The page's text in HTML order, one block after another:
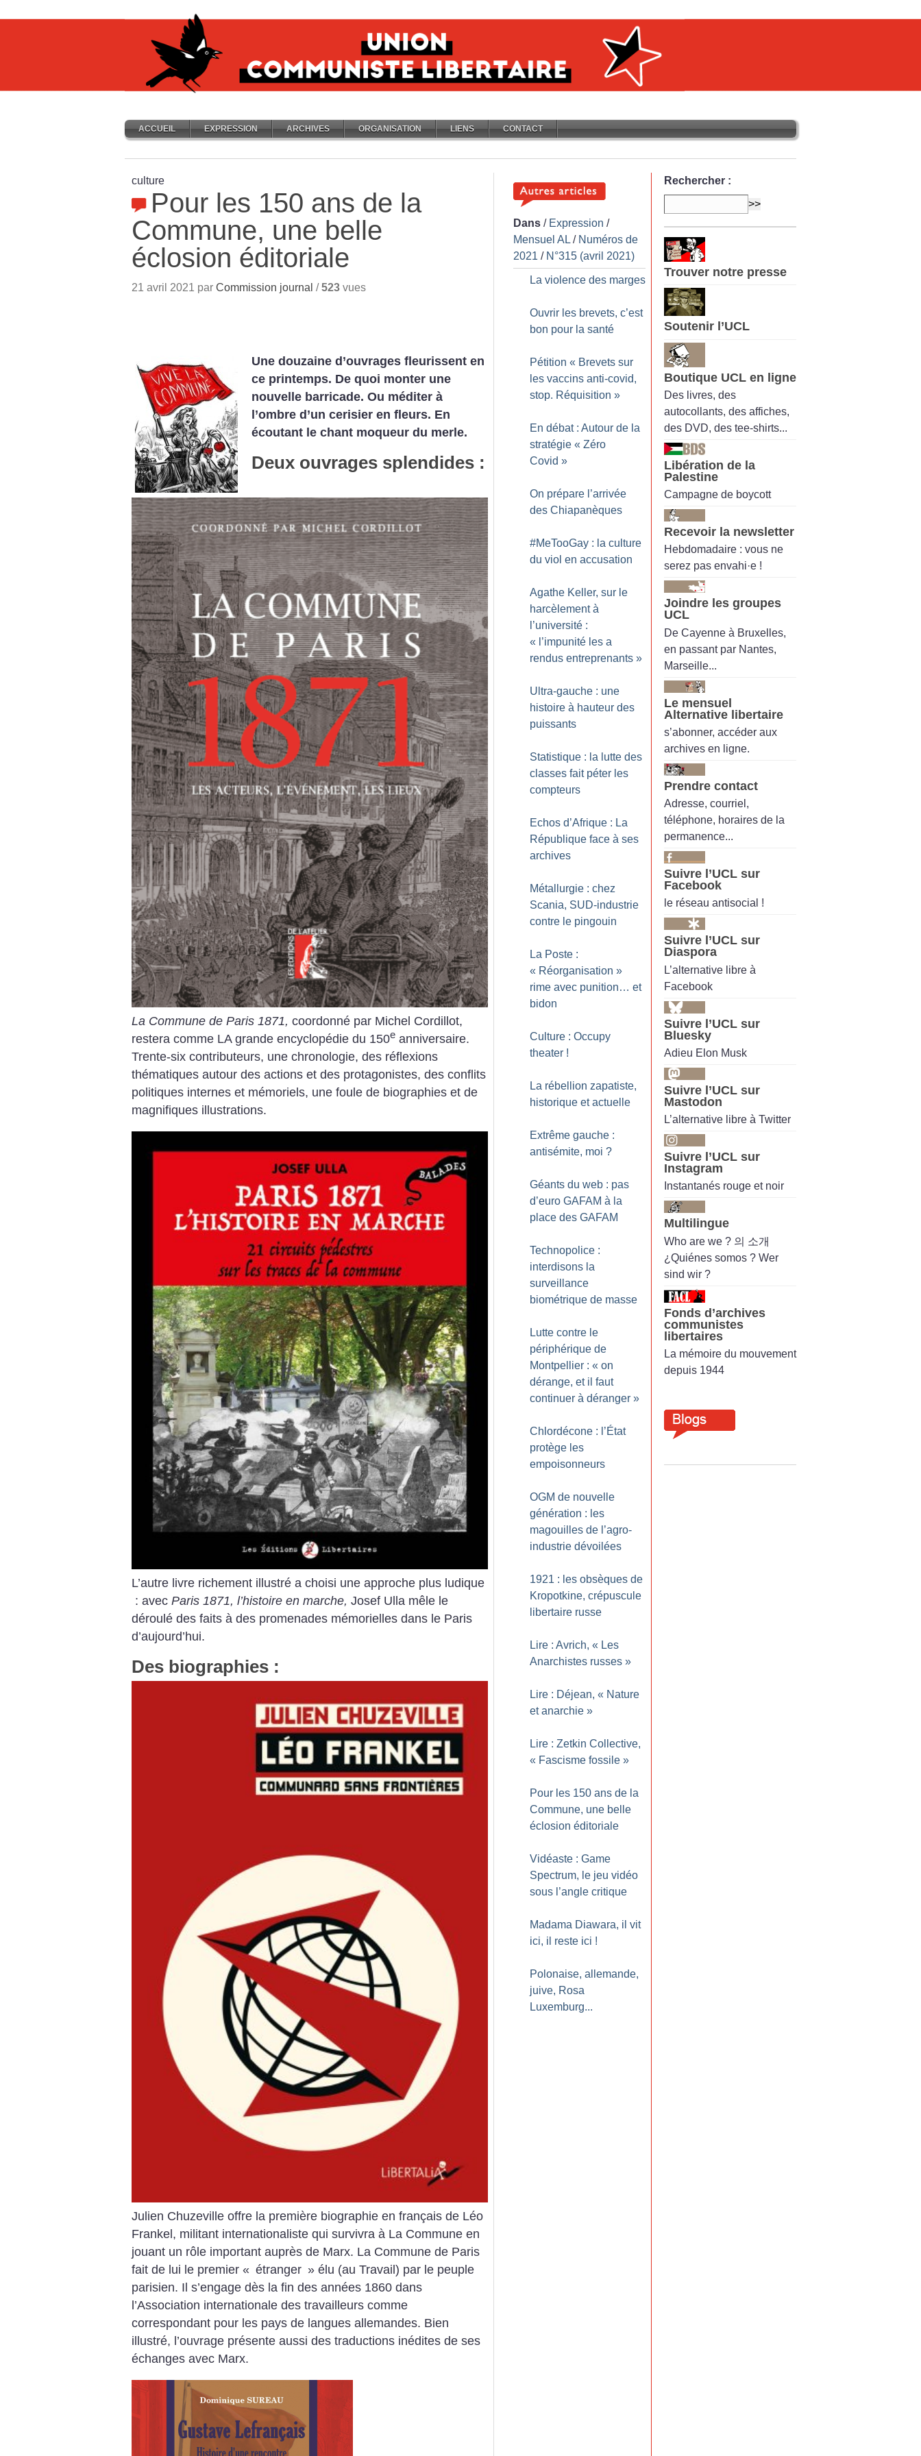
ACCUEIL EXPRESSION ARCHIVES ORGANISATION LIENS CONTACT
culture
Pour les 150 ans de la
Commune, une belle
éclosion éditoriale
21 avril 2021 par Commission journal /523 vues
Une douzaine d’ouvrages fleurissent en
ce printemps. De quoi monter une
nouvelle barricade. Ou méditer à
l’ombre d’un cerisier en fleurs. En
écoutant le chant moqueur du merle.
Deux ouvrages splendides :
La Commune de Paris 1871, coordonné par Michel Cordillot,
restera comme LA grande encyclopédie du 150e anniversaire.
Trente-six contributeurs, une chronologie, des réflexions
thématiques autour des actions et des protagonistes, des conflits
politiques internes et mémoriels, une foule de biographies et de
magnifiques illustrations.
L’autre livre richement illustré a choisi une approche plus ludique
: avec Paris 1871, l’histoire en marche, Josef Ulla mêle le
déroulé des faits à des promenades mémorielles dans le Paris
d’aujourd’hui.
Des biographies :
Julien Chuzeville offre la première biographie en français de Léo
Frankel, militant internationaliste qui survivra à La Commune en
jouant un rôle important auprès de Marx. La Commune de Paris
fait de lui le premier « étranger » élu (au Travail) par le peuple
parisien. Il s’engage dès la fin des années 1860 dans
l’Association internationale des travailleurs comme
correspondant pour les pays de langues allemandes. Bien
illustré, l’ouvrage présente aussi des traductions inédites de ses
échanges avec Marx.
Dans / Expression /
Mensuel AL / Numéros de
2021 / N°315 (avril 2021)
La violence des marges
Ouvrir les brevets, c’est
bon pour la santé
Pétition « Brevets sur
les vaccins anti-covid,
stop. Réquisition »
En débat : Autour de la
stratégie « Zéro
Covid »
On prépare l’arrivée
des Chiapanèques
#MeTooGay : la culture
du viol en accusation
Agathe Keller, sur le
harcèlement à
l’université :
« l’impunité les a
rendus entreprenants »
Ultra-gauche : une
histoire à hauteur des
puissants
Statistique : la lutte des
classes fait péter les
compteurs
Echos d’Afrique : La
République face à ses
archives
Métallurgie : chez
Scania, SUD-industrie
contre le pingouin
La Poste :
« Réorganisation »
rime avec punition… et
bidon
Culture : Occupy
theater !
La rébellion zapatiste,
historique et actuelle
Extrême gauche :
antisémite, moi ?
Géants du web : pas
d’euro GAFAM à la
place des GAFAM
Technopolice :
interdisons la
surveillance
biométrique de masse
Lutte contre le
périphérique de
Montpellier : « on
dérange, et il faut
continuer à déranger »
Chlordécone : l’État
protège les
empoisonneurs
OGM de nouvelle
génération : les
magouilles de l’agro-
industrie dévoilées
1921 : les obsèques de
Kropotkine, crépuscule
libertaire russe
Lire : Avrich, « Les
Anarchistes russes »
Lire : Déjean, « Nature
et anarchie »
Lire : Zetkin Collective,
« Fascisme fossile »
Pour les 150 ans de la
Commune, une belle
éclosion éditoriale
Vidéaste : Game
Spectrum, le jeu vidéo
sous l’angle critique
Madama Diawara, il vit
ici, il reste ici !
Polonaise, allemande,
juive, Rosa
Luxemburg...
Rechercher :
Trouver notre presse
Soutenir l’UCL
Boutique UCL en ligne
Des livres, des
autocollants, des affiches,
des DVD, des tee-shirts...
Libération de la
Palestine
Campagne de boycott
Recevoir la newsletter
Hebdomadaire : vous ne
serez pas envahi·e !
Joindre les groupes
UCL
De Cayenne à Bruxelles,
en passant par Nantes,
Marseille...
Le mensuel
Alternative libertaire
s’abonner, accéder aux
archives en ligne.
Prendre contact
Adresse, courriel,
téléphone, horaires de la
permanence...
Suivre l’UCL sur
Facebook
le réseau antisocial !
Suivre l’UCL sur
Diaspora
L’alternative libre à
Facebook
Suivre l’UCL sur
Bluesky
Adieu Elon Musk
Suivre l’UCL sur
Mastodon
L’alternative libre à Twitter
Suivre l’UCL sur
Instagram
Instantanés rouge et noir
Multilingue
Who are we ? 의 소개
¿Quiénes somos ? Wer
sind wir ?
Fonds d’archives
communistes
libertaires
La mémoire du mouvement
depuis 1944